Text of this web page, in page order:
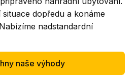
dopředu a konáme
nadstandardní
naše výhody